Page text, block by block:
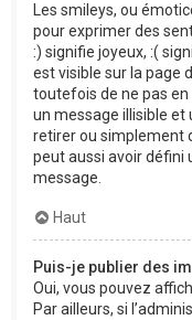
Les smileys, ou
pour exprimer des
:) signifie joyeux, :(
est visible sur la page
toutefois de ne pas
un message illisible et
retirer ou simplement
peut aussi avoir défini
message.
Haut
Puis-je publier des
Oui, vous pouvez
Par ailleurs, si